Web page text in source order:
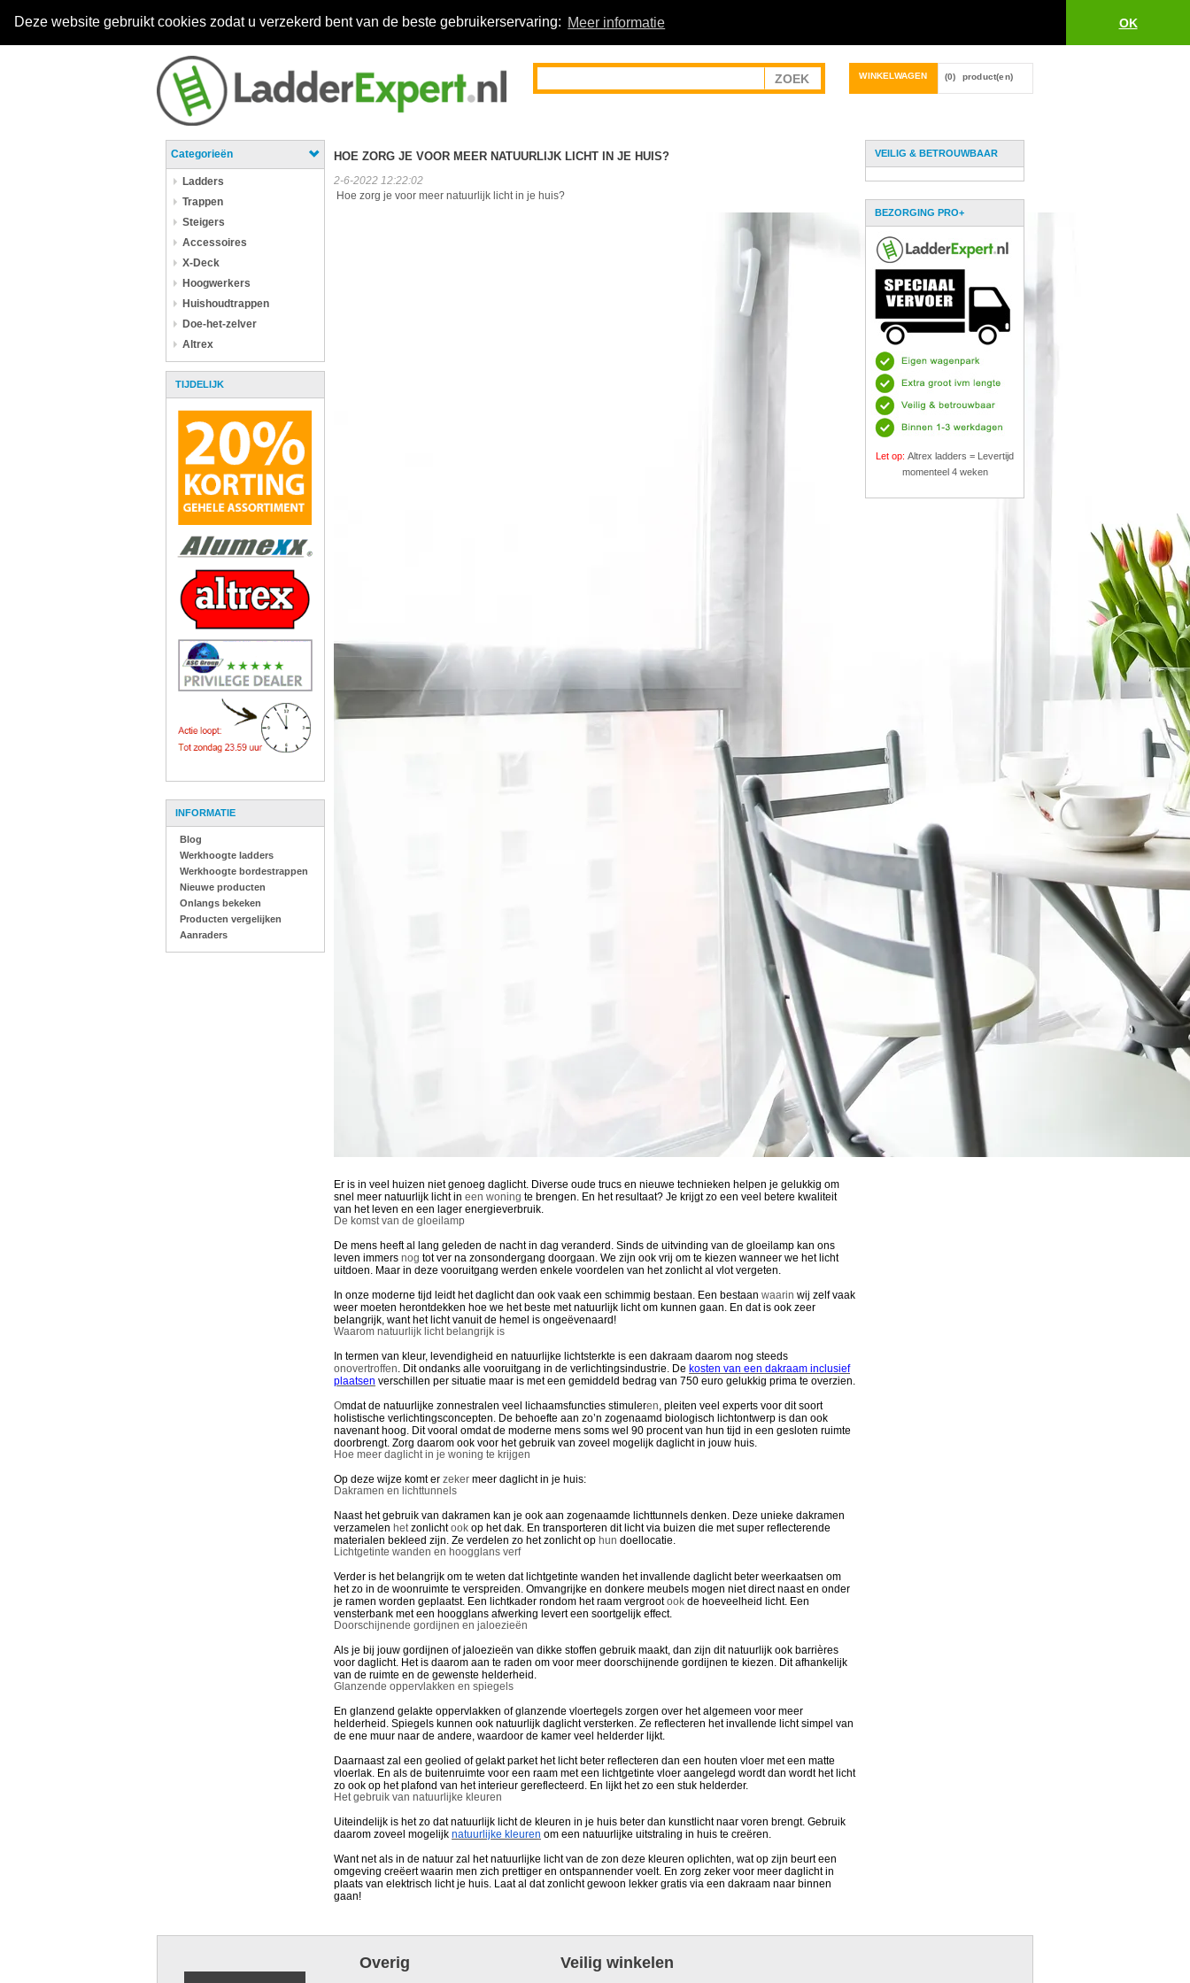
Deze website gebruikt cookies zodat u verzekerd bent van de beste gebruikerservaring: Meer informatie OK
WINKELWAGEN (0) product(en)
Categorieën
Ladders
Trappen
Steigers
Accessoires
X-Deck
Hoogwerkers
Huishoudtrappen
Doe-het-zelver
Altrex
TIJDELIJK
INFORMATIE
Blog
Werkhoogte ladders
Werkhoogte bordestrappen
Nieuwe producten
Onlangs bekeken
Producten vergelijken
Aanraders
HOE ZORG JE VOOR MEER NATUURLIJK LICHT IN JE HUIS?
2-6-2022 12:22:02
Hoe zorg je voor meer natuurlijk licht in je huis?
Er is in veel huizen niet genoeg daglicht. Diverse oude trucs en nieuwe technieken helpen je gelukkig om
snel meer natuurlijk licht in een woning te brengen. En het resultaat? Je krijgt zo een veel betere kwaliteit
van het leven en een lager energieverbruik.
De komst van de gloeilamp
De mens heeft al lang geleden de nacht in dag veranderd. Sinds de uitvinding van de gloeilamp kan ons
leven immers nog tot ver na zonsondergang doorgaan. We zijn ook vrij om te kiezen wanneer we het licht
uitdoen. Maar in deze vooruitgang werden enkele voordelen van het zonlicht al vlot vergeten.
In onze moderne tijd leidt het daglicht dan ook vaak een schimmig bestaan. Een bestaan waarin wij zelf vaak
weer moeten herontdekken hoe we het beste met natuurlijk licht om kunnen gaan. En dat is ook zeer
belangrijk, want het licht vanuit de hemel is ongeëvenaard!
Waarom natuurlijk licht belangrijk is
In termen van kleur, levendigheid en natuurlijke lichtsterkte is een dakraam daarom nog steeds
onovertroffen. Dit ondanks alle vooruitgang in de verlichtingsindustrie. De kosten van een dakraam inclusief
plaatsen verschillen per situatie maar is met een gemiddeld bedrag van 750 euro gelukkig prima te overzien.
Omdat de natuurlijke zonnestralen veel lichaamsfuncties stimuleren, pleiten veel experts voor dit soort
holistische verlichtingsconcepten. De behoefte aan zo’n zogenaamd biologisch lichtontwerp is dan ook
navenant hoog. Dit vooral omdat de moderne mens soms wel 90 procent van hun tijd in een gesloten ruimte
doorbrengt. Zorg daarom ook voor het gebruik van zoveel mogelijk daglicht in jouw huis.
Hoe meer daglicht in je woning te krijgen
Op deze wijze komt er zeker meer daglicht in je huis:
Dakramen en lichttunnels
Naast het gebruik van dakramen kan je ook aan zogenaamde lichttunnels denken. Deze unieke dakramen
verzamelen hetzonlichtook op het dak. En transporteren dit licht via buizen die met super reflecterende
materialen bekleed zijn. Ze verdelen zo het zonlicht op hun doellocatie.
Lichtgetinte wanden en hoogglans verf
Verder is het belangrijk om te weten dat lichtgetinte wanden het invallende daglicht beter weerkaatsen om
het zo in de woonruimte te verspreiden. Omvangrijke en donkere meubels mogen niet direct naast en onder
je ramen worden geplaatst. Een lichtkader rondom het raam vergrootook de hoeveelheid licht. Een
vensterbank met een hoogglans afwerking levert een soortgelijk effect.
Doorschijnende gordijnen en jaloezieën
Als je bij jouw gordijnen of jaloezieën van dikke stoffen gebruik maakt, dan zijn dit natuurlijk ook barrières
voor daglicht. Het is daarom aan te raden om voor meer doorschijnende gordijnen te kiezen. Dit afhankelijk
van de ruimte en de gewenste helderheid.
Glanzende oppervlakken en spiegels
En glanzend gelakte oppervlakken of glanzende vloertegels zorgen over het algemeen voor meer
helderheid. Spiegels kunnen ook natuurlijk daglicht versterken. Ze reflecteren het invallende licht simpel van
de ene muur naar de andere, waardoor de kamer veel helderder lijkt.
Daarnaast zal een geolied of gelakt parket het licht beter reflecteren dan een houten vloer met een matte
vloerlak. En als de buitenruimte voor een raam met een lichtgetinte vloer aangelegd wordt dan wordt het licht
zo ook op het plafond van het interieur gereflecteerd. En lijkt het zo een stuk helderder.
Het gebruik van natuurlijke kleuren
Uiteindelijk is het zo dat natuurlijk licht de kleuren in je huis beter dan kunstlicht naar voren brengt. Gebruik
daarom zoveel mogelijk natuurlijke kleuren om een ​​natuurlijke uitstraling in huis te creëren.
Want net als in de natuur zal het natuurlijke licht van de zon deze kleuren oplichten, wat op zijn beurt een
omgeving creëert waarin men zich prettiger en ontspannender voelt. En zorg zeker voor meer daglicht in
plaats van elektrisch licht je huis. Laat al dat zonlicht gewoon lekker gratis via een dakraam naar binnen
gaan!
VEILIG & BETROUWBAAR
BEZORGING PRO+
Let op: Altrex ladders = Levertijd
momenteel 4 weken
Overig Veilig winkelen